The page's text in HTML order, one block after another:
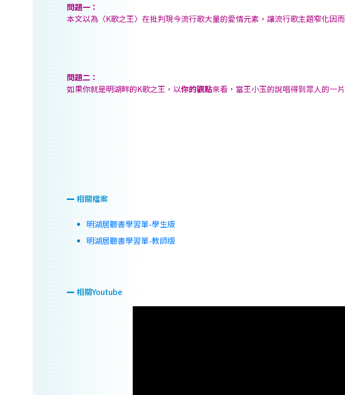
問題一：
本文以為〈K歌之王〉在批判現今流行歌大量的愛情元素，讓流行歌主題窄化因
問題二：
如果你就是明湖畔的K歌之王，以你的觀點來看，當王小玉的說唱得到眾人的一
相關檔案
明湖居聽書學習單-學生版
明湖居聽書學習單-教師版
相關Youtube